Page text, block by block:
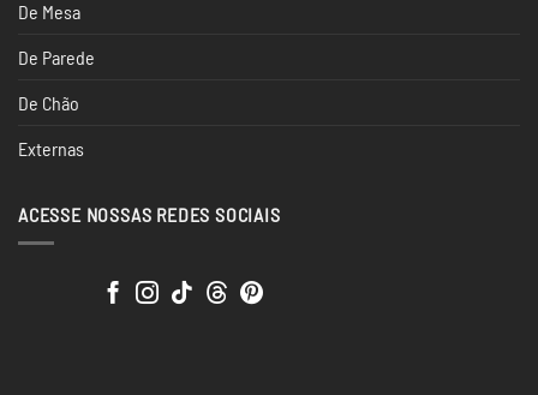
De Mesa
De Parede
De Chão
Externas
ACESSE NOSSAS REDES SOCIAIS